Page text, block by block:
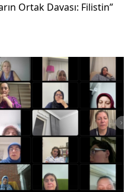
Ortak Davası: Filistin”